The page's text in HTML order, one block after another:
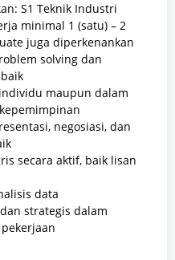
S1 Teknik Industri
minimal 1 (satu) – 2
juga diperkenankan
solving dan
maupun dalam
negosiasi, dan
secara aktif, baik lisan
data
strategis dalam